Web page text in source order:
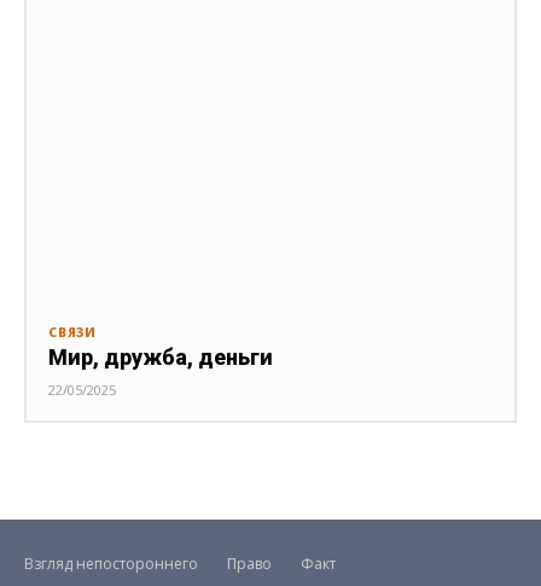
СВЯЗИ
Мир, дружба, деньги
22/05/2025
Взгляд непостороннего Право Факт